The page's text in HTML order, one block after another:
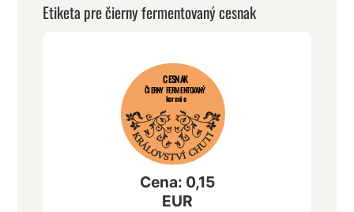
Etiketa pre čierny fermentovaný cesnak
CESNAK
ČIERNY FERMENTOVANÝ
korenie
Cena: 0,15
EUR